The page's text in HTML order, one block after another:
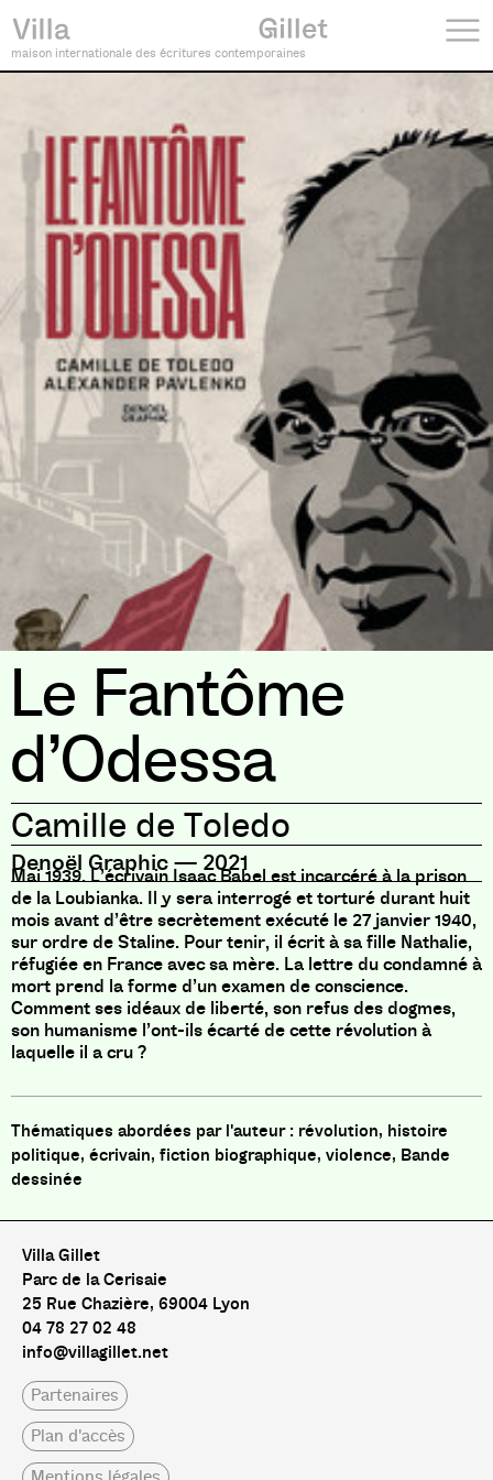
maison internationale des écritures contemporaines
Le Fantôme
d’Odessa
Camille de Toledo
Denoël Graphic— 2021
Mai 1939. L’écrivain Isaac Babel est incarcéré à la prison
de la Loubianka. Il y sera interrogé et torturé durant huit
mois avant d’être secrètement exécuté le 27 janvier 1940,
sur ordre de Staline. Pour tenir, il écrit à sa fille Nathalie,
réfugiée en France avec sa mère. La lettre du condamné à
mort prend la forme d’un examen de conscience.
Comment ses idéaux de liberté, son refus des dogmes,
son humanisme l’ont-ils écarté de cette révolution à
laquelle il a cru ?
révolution, histoire
politique, écrivain, fiction biographique, violence, Bande
dessinée
Villa Gillet
Parc de la Cerisaie
25 Rue Chazière, 69004 Lyon
04 78 27 02 48
info@villagillet.net
Partenaires
Plan d'accès